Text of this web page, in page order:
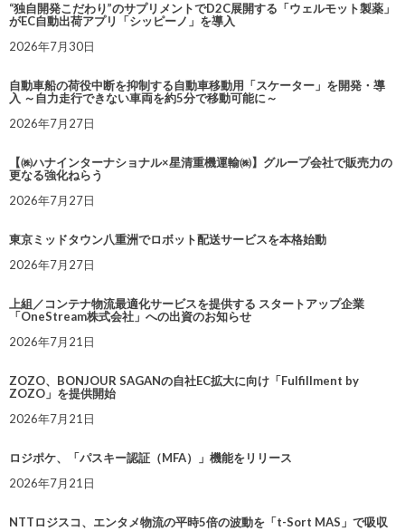
“独自開発こだわり”のサプリメントでD2C展開する「ウェルモット製薬」
がEC自動出荷アプリ「シッピーノ」を導入
2026年7月30日
自動車船の荷役中断を抑制する自動車移動用「スケーター」を開発・導
入 ～自力走行できない車両を約5分で移動可能に～
2026年7月27日
【㈱ハナインターナショナル×星清重機運輸㈱】グループ会社で販売力の
更なる強化ねらう
2026年7月27日
東京ミッドタウン八重洲でロボット配送サービスを本格始動
2026年7月27日
上組／コンテナ物流最適化サービスを提供する スタートアップ企業
「OneStream株式会社」への出資のお知らせ
2026年7月21日
ZOZO、BONJOUR SAGANの自社EC拡大に向け「Fulfillment by
ZOZO」を提供開始
2026年7月21日
ロジポケ、「パスキー認証（MFA）」機能をリリース
2026年7月21日
NTTロジスコ、エンタメ物流の平時5倍の波動を「t-Sort MAS」で吸収